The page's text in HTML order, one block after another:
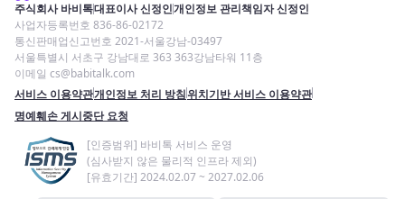
주식회사 바비톡대표이사 신정인개인정보 관리책임자 신정인
사업자등록번호 836-86-02172
통신판매업신고번호 2021-서울강남-03497
서울특별시 서초구 강남대로 363 363강남타워 11층
이메일 cs@babitalk.com
서비스 이용약관개인정보 처리 방침위치기반 서비스 이용약관
명예훼손 게시중단 요청
[인증범위] 바비톡 서비스 운영
(심사받지 않은 물리적 인프라 제외)
[유효기간] 2024.02.07 ~ 2027.02.06